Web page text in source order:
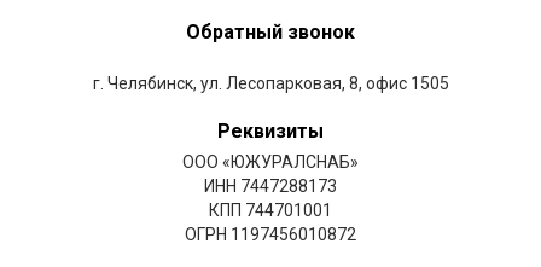
Обратный звонок
г. Челябинск, ул. Лесопарковая, 8, офис 1505
Реквизиты
ООО «ЮЖУРАЛСНАБ»
ИНН 7447288173
КПП 744701001
ОГРН 1197456010872